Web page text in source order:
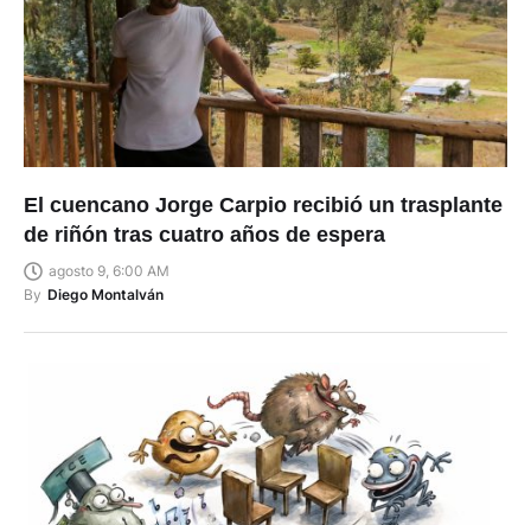
El cuencano Jorge Carpio recibió un trasplante
de riñón tras cuatro años de espera
agosto 9, 6:00 AM
By Diego Montalván